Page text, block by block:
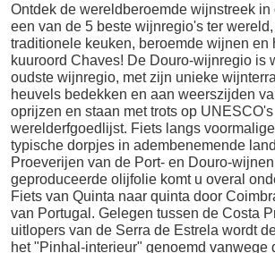
Ontdek de wereldberoemde wijnstreek in
een van de 5 beste wijnregio's ter
traditionele keuken, beroemde wijnen en
kuuroord Chaves! De Douro-wijnregio is
oudste wijnregio, met zijn unieke
heuvels bedekken en aan weerszijden
oprijzen en staan met trots op UNESCO's
werelderfgoedlijst. Fiets langs
typische dorpjes in adembenemende
Proeverijen van de Port- en Douro-wijnen
geproduceerde olijfolie komt u overal
Fiets van Quinta naar quinta door
van Portugal. Gelegen tussen de Costa
uitlopers van de Serra de Estrela wordt
het "Pinhal-interieur" genoemd vanwege